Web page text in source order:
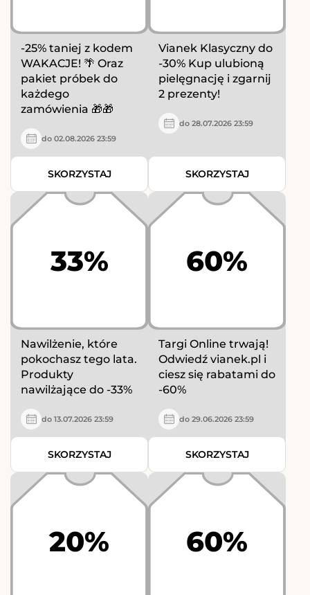
-25% taniej z kodem
WAKACJE! 🌴 Oraz
pakiet próbek do
każdego
zamówienia 🎁🎁
do 02.08.2026 23:59
SKORZYSTAJ
Vianek Klasyczny do
-30% Kup ulubioną
pielęgnację i zgarnij
2 prezenty!
do 28.07.2026 23:59
SKORZYSTAJ
33%
Nawilżenie, które
pokochasz tego lata.
Produkty
nawilżające do -33%
do 13.07.2026 23:59
SKORZYSTAJ
60%
Targi Online trwają!
Odwiedź vianek.pl i
ciesz się rabatami do
-60%
do 29.06.2026 23:59
SKORZYSTAJ
20% 60%